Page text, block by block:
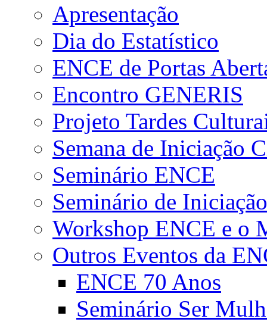
Apresentação
Dia do Estatístico
ENCE de Portas
Encontro GENERIS
Projeto Tardes
Semana de Iniciação
Seminário ENCE
Seminário de
Workshop ENCE e o
Outros Eventos da
ENCE 70 Anos
Seminário Ser